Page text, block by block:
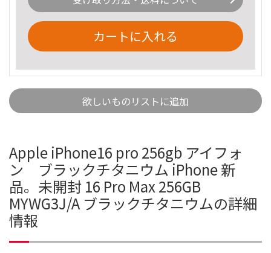
カートに入れる
欲しいものリストに追加
Apple iPhone16 pro 256gb アイフォ
ン ブラックチタニウム iPhone 新
品。未開封 16 Pro Max 256GB
MYWG3J/A ブラックチタニウムの詳細
情報